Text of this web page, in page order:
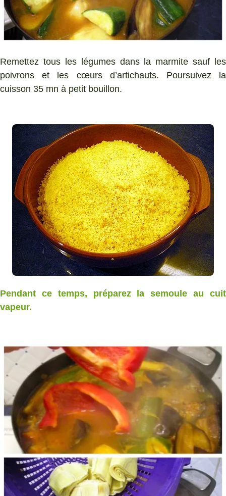
Remettez tous les légumes dans la marmite sauf les
poivrons et les cœurs d’artichauts. Poursuivez la
cuisson 35 mn à petit bouillon.
Pendant ce temps, préparez la semoule au cuit
vapeur.